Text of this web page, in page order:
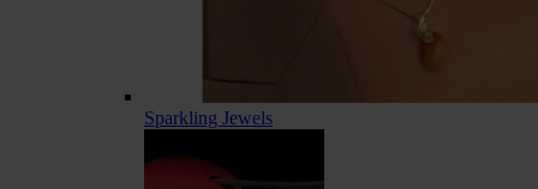
Sparkling Jewels